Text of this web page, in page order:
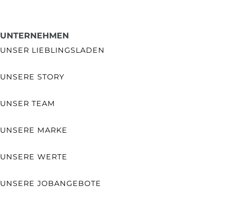
UNTERNEHMEN
UNSER LIEBLINGSLADEN
UNSERE STORY
UNSER TEAM
UNSERE MARKE
UNSERE WERTE
UNSERE JOBANGEBOTE